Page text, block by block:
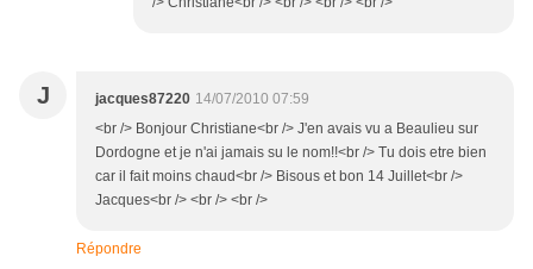
J jacques87220 14/07/2010 07:59
<br /> Bonjour Christiane<br /> J'en avais vu a Beaulieu sur
Dordogne et je n'ai jamais su le nom!!<br /> Tu dois etre bien
car il fait moins chaud<br /> Bisous et bon 14 Juillet<br />
Jacques<br /> <br /> <br />
Répondre